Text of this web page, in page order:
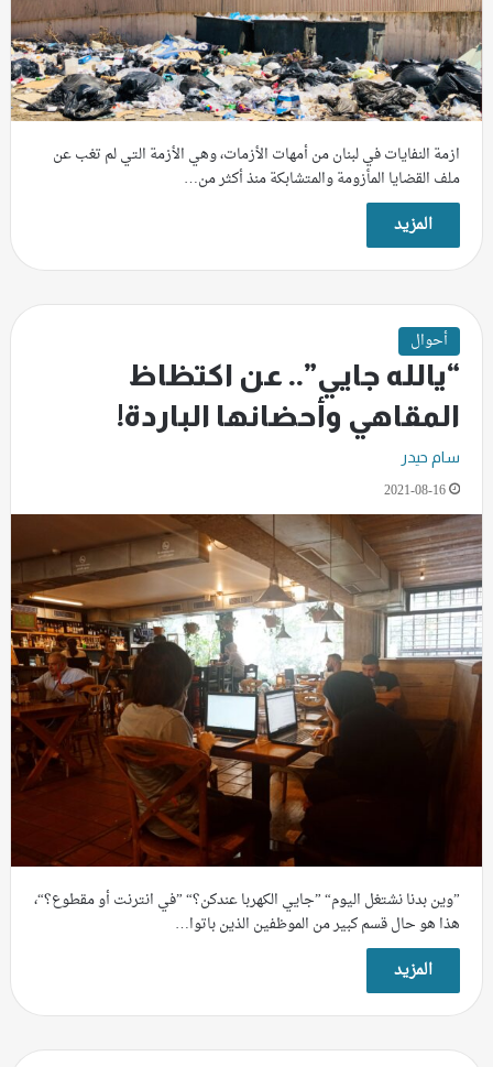
ازمة النفايات في لبنان من أمهات الأزمات، وهي الأزمة التي لم تغب عن
ملف القضايا المأزومة والمتشابكة منذ أكثر من…
المزيد
أحوال
“يالله جايي”.. عن اكتظاظ
المقاهي وأحضانها الباردة!
سام حيدر
2021-08-16
”وين بدنا نشتغل اليوم“ ”جايي الكهربا عندكن؟“ ”في انترنت أو مقطوع؟“،
هذا هو حال قسم كبير من الموظفين الذين باتوا…
المزيد